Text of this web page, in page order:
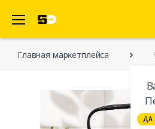
ДА
Главная марĸетплейса